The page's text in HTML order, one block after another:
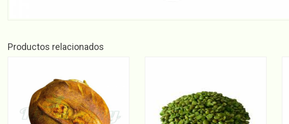
Productos relacionados